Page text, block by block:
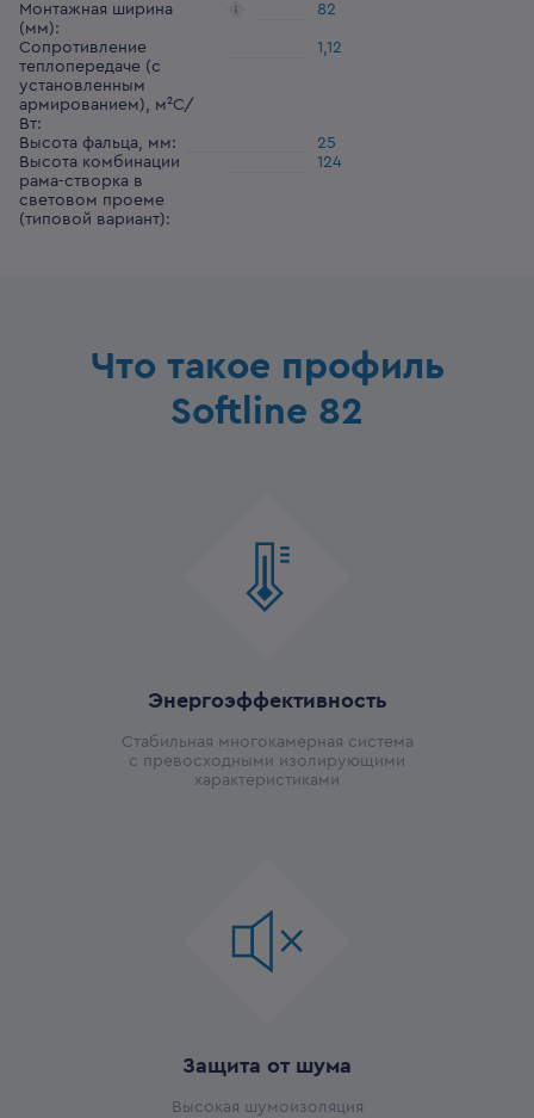
Монтажная ширина
(мм):
82
Сопротивление
теплопередаче (с
установленным
армированием), м²С/
Вт:
1,12
Высота фальца, мм:
25
Высота комбинации
рама-створка в
световом проеме
(типовой вариант):
124
Что такое профиль
Softline 82
Энергоэффективность
Стабильная многокамерная система
с превосходными изолирующими
характеристиками
Защита от шума
Высокая шумоизоляция